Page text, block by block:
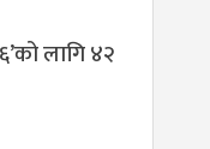
लागि ४२